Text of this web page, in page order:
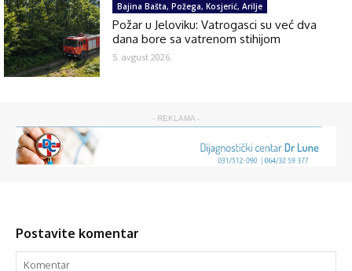
Bajina Bašta, Požega, Kosjerić, Arilje
Požar u Jeloviku: Vatrogasci su već dva
dana bore sa vatrenom stihijom
5. avgust 2026.
- REKLAMA -
Postavite komentar